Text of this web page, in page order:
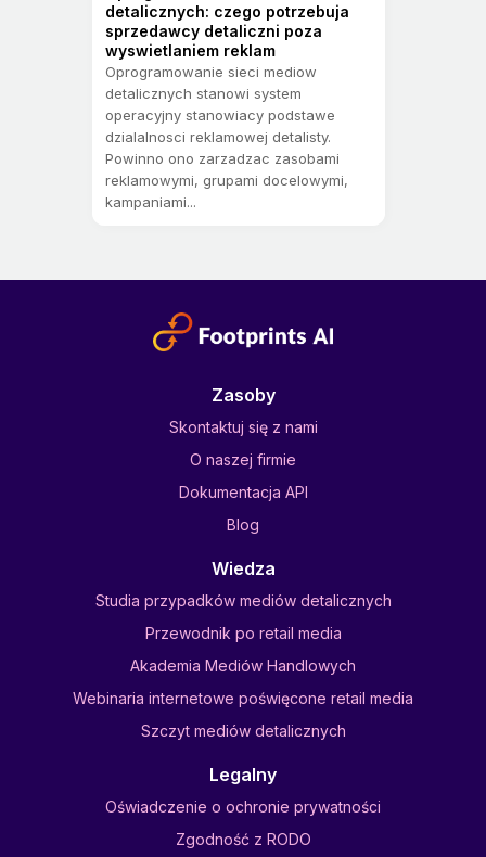
detalicznych: czego potrzebuja
sprzedawcy detaliczni poza
wyswietlaniem reklam
Oprogramowanie sieci mediow
detalicznych stanowi system
operacyjny stanowiacy podstawe
dzialalnosci reklamowej detalisty.
Powinno ono zarzadzac zasobami
reklamowymi, grupami docelowymi,
kampaniami...
Zasoby
Skontaktuj się z nami
O naszej firmie
Dokumentacja API
Blog
Wiedza
Studia przypadków mediów detalicznych
Przewodnik po retail media
Akademia Mediów Handlowych
Webinaria internetowe poświęcone retail media
Szczyt mediów detalicznych
Legalny
Oświadczenie o ochronie prywatności
Zgodność z RODO